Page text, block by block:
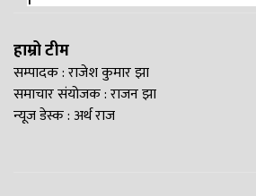
हाम्रो टीम
सम्पादक : राजेश कुमार झा
समाचार संयोजक : राजन झा
न्यूज डेस्क : अर्थ राज